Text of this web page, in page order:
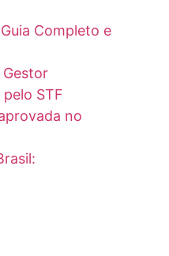
Completo e
STF
no